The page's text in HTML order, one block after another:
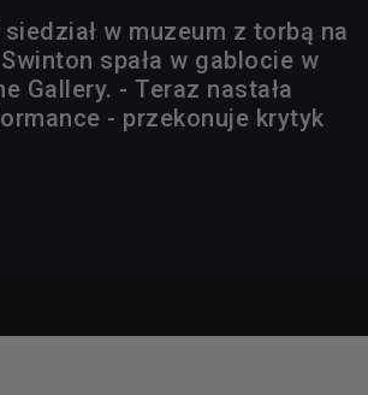
w muzeum z torbą na
spała w gablocie w
Gallery. - Teraz nastała
- przekonuje krytyk